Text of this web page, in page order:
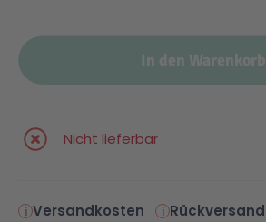
In den Warenkorb
Nicht lieferbar
Versandkosten Rückversand